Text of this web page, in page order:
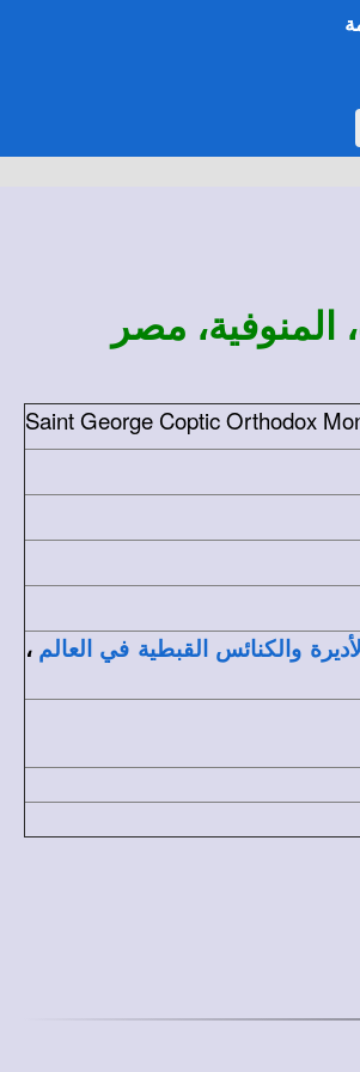
مصر
Saint George Coptic Orthodox
الأديرة والكنائس القبطية في العالم ،